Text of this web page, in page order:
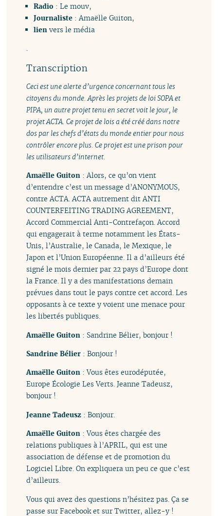
Radio : Le mouv,
Journaliste: Amaëlle Guiton,
lien vers le média
.
Transcription
Ceci est une alerte d’urgence concernant tous les
citoyens du monde. Après les projets de loi SOPA et
PIPA, un autre projet tenu en secret voit le jour, le
projet ACTA. Ce projet de lois a été créé dans notre
dos par les chefs d’états du monde entier pour nous
contrôler encore plus. Ce projet est une prison pour
les utilisateurs d’internet.
Amaëlle Guiton : Alors, ce qu’on vient
d’entendre c’est un message d’ANONYMOUS,
contre ACTA. ACTA autrement dit ANTI
COUNTERFEITING TRADING AGREEMENT,
Accord Commercial Anti-Contrefaçon. Accord
qui engagerait à terme notamment les États-
Unis, l’Australie, le Canada, le Mexique, le
Japon et l’Union Européenne. Il a d’ailleurs été
signé le mois dernier par 22 pays d’Europe dont
la France. Il y a des manifestations demain
prévues dans tout le pays contre cet accord. Les
opposants à ce texte y voient une menace pour
les libertés publiques.
Amaëlle Guiton : Sandrine Bélier, bonjour !
Sandrine Bélier : Bonjour !
Amaëlle Guiton : Vous êtes eurodéputée,
Europe Écologie Les Verts. Jeanne Tadeusz,
bonjour !
Jeanne Tadeusz : Bonjour.
Amaëlle Guiton : Vous êtes chargée des
relations publiques à l’APRIL, qui est une
association de défense et de promotion du
Logiciel Libre. On expliquera un peu ce que c’est
d’ailleurs.
Vous qui avez des questions n’hésitez pas. Ça se
passe sur Facebook et sur Twitter, allez-y !